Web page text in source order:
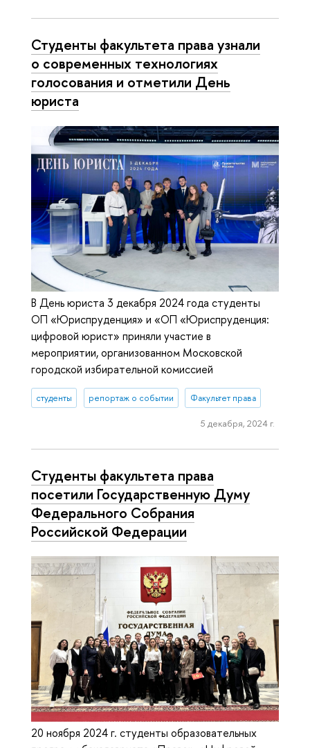
Студенты факультета права узнали
о современных технологиях
голосования и отметили День
юриста
В День юриста 3 декабря 2024 года студенты
ОП «Юриспруденция» и «ОП «Юриспруденция:
цифровой юрист» приняли участие в
мероприятии, организованном Московской
городской избирательной комиссией
студенты репортаж о событии Факультет права
5 декабря, 2024 г.
Студенты факультета права
посетили Государственную Думу
Федерального Собрания
Российской Федерации
20 ноября 2024 г. студенты образовательных